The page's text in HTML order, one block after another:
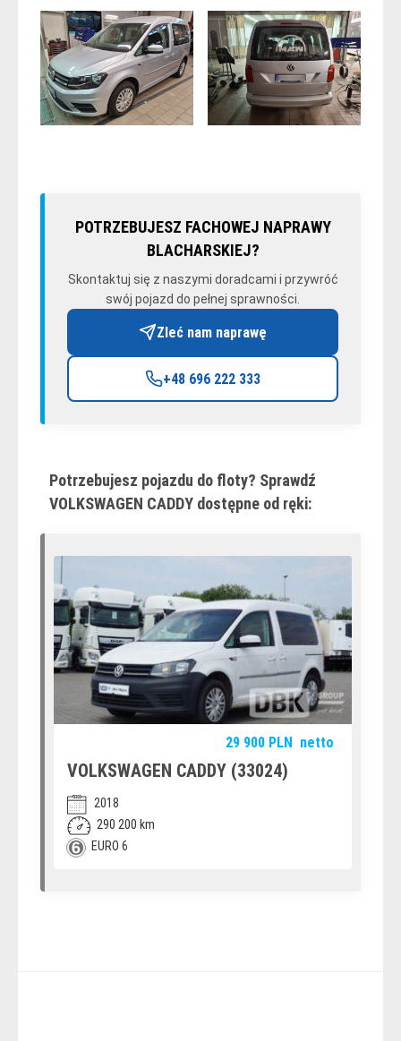
POTRZEBUJESZ FACHOWEJ NAPRAWY
BLACHARSKIEJ?
Skontaktuj się z naszymi doradcami i przywróć
swój pojazd do pełnej sprawności.
Zleć nam naprawę
+48 696 222 333
Potrzebujesz pojazdu do floty? Sprawdź
VOLKSWAGEN CADDY dostępne od ręki:
29 900 PLN netto
VOLKSWAGEN CADDY (33024)
2018
290 200 km
EURO 6